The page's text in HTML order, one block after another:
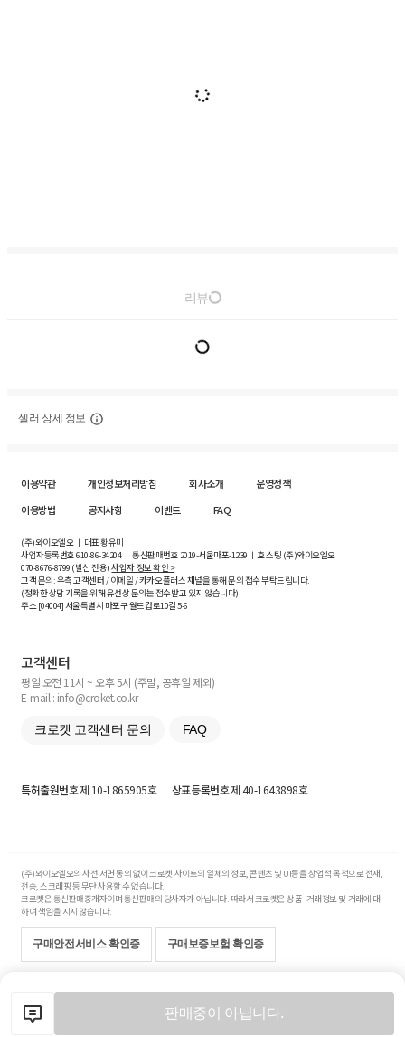
판매중이 아닙니다.
리뷰
셀러 상세 정보
이용약관 개인정보처리방침 회사소개
운영정책
이용방법
공지사항 이벤트 FAQ
(주)와이오엘오 ㅣ 대표 황유미
사업자등록번호610-86-34204ㅣ 통신판매번호 2019-서울마포-1239 ㅣ 호스팅 (주)와이오엘오
070-8676-8799 (발신 전용)사업자 정보 확인 >
고객 문의: 우측 고객센터 / 이메일 / 카카오플러스 채널을 통해 문의 접수 부탁드립니다.
(정확한 상담 기록을 위해 유선상 문의는 접수받고 있지 않습니다)
주소 [04004] 서울특별시 마포구 월드컵로10길5-6
고객센터
평일 오전 11시 ~ 오후 5시 (주말, 공휴일 제외)
E-mail : info@croket.co.kr
크로켓 고객센터 문의 FAQ
특허출원번호제 10-1865905호 상표등록번호제 40-1643898호
(주)와이오엘오의 사전 서면 동의 없이 크로켓 사이트의 일체의 정보, 콘텐츠 및 UI등을 상업적 목적으로 전재,
전송, 스크래핑 등 무단 사용할 수 없습니다.
크로켓은 통신판매중개자이며 통신판매의 당사자가 아닙니다. 따라서 크로켓은 상품·거래정보 및 거래에 대
하여 책임을 지지 않습니다.
구매안전서비스 확인증 구매보증보험 확인증